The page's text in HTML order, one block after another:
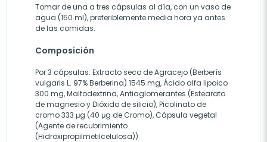
Tomar de una a tres cápsulas al día, con un vaso de
agua (150 ml), preferiblemente media hora ya antes
de las comidas.
Composición
Por 3 cápsulas: Extracto seco de Agracejo (Berberís
vulgaris L. 97% Berberina) 1545 mg, Ácido alfa lipoico
300 mg, Maltodextrina, Antiaglomerantes (Estearato
de magnesio y Dióxido de silicio), Picolinato de
cromo 333 μg (40 μg de Cromo), Cápsula vegetal
(Agente de recubrimiento
(Hidroxipropilmetilcelulosa)).